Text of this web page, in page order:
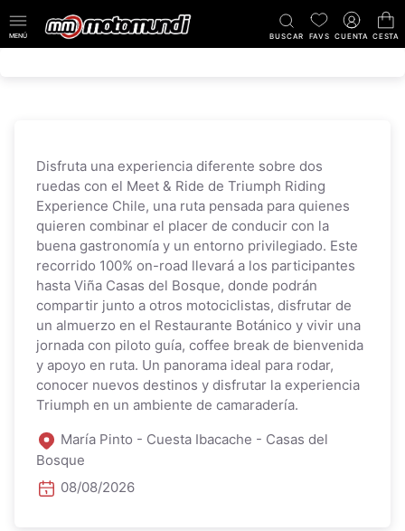
MENÚ BUSCAR FAVS CUENTA CESTA
Disfruta una experiencia diferente sobre dos
ruedas con el Meet & Ride de Triumph Riding
Experience Chile, una ruta pensada para quienes
quieren combinar el placer de conducir con la
buena gastronomía y un entorno privilegiado. Este
recorrido 100% on-road llevará a los participantes
hasta Viña Casas del Bosque, donde podrán
compartir junto a otros motociclistas, disfrutar de
un almuerzo en el Restaurante Botánico y vivir una
jornada con piloto guía, coffee break de bienvenida
y apoyo en ruta. Un panorama ideal para rodar,
conocer nuevos destinos y disfrutar la experiencia
Triumph en un ambiente de camaradería.
María Pinto - Cuesta Ibacache - Casas del
Bosque
08/08/2026